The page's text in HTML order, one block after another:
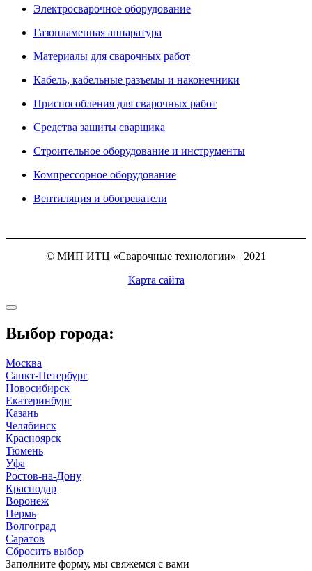
Электросварочное оборудование
Газопламенная аппаратура
Материалы для сварочных работ
Кабель, кабельные разъемы и наконечники
Приспособления для сварочных работ
Средства защиты сварщика
Строительное оборудование и инструменты
Компрессорное оборудование
Вентиляция и обогреватели
© МИП ИТЦ «Сварочные технологии» | 2021
Карта сайта
Выбор города:
Москва
Санкт-Петербург
Новосибирск
Екатеринбург
Казань
Челябинск
Красноярск
Тюмень
Уфа
Ростов-на-Дону
Краснодар
Воронеж
Пермь
Волгоград
Саратов
Сбросить выбор
Заполните форму, мы свяжемся с вами